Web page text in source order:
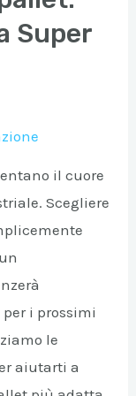
Super
il cuore
Scegliere
i prossimi
le
aiutarti a